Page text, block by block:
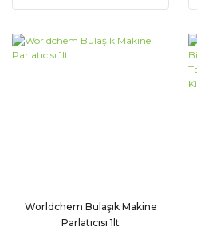
Worldchem Bulaşık Makine
Parlatıcısı 1lt